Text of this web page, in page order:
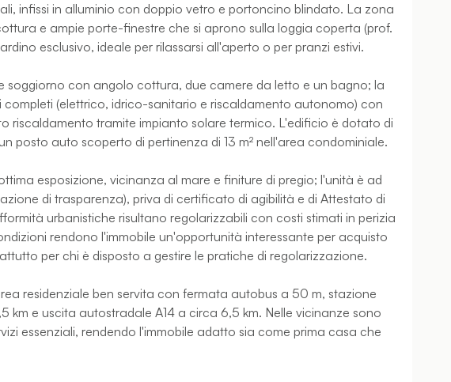
infissi in alluminio con doppio vetro e portoncino blindato. La zona
e ampie porte-finestre che si aprono sulla loggia coperta (prof.
esclusivo, ideale per rilassarsi all'aperto o per pranzi estivi.
soggiorno con angolo cottura, due camere da letto e un bagno; la
completi (elettrico, idrico-sanitario e riscaldamento autonomo) con
riscaldamento tramite impianto solare termico. L'edificio è dotato di
posto auto scoperto di pertinenza di 13 m² nell'area condominiale.
esposizione, vicinanza al mare e finiture di pregio; l'unità è ad
di trasparenza), priva di certificato di agibilità e di Attestato di
urbanistiche risultano regolarizzabili con costi stimati in perizia
rendono l'immobile un'opportunità interessante per acquisto
per chi è disposto a gestire le pratiche di regolarizzazione.
residenziale ben servita con fermata autobus a 50 m, stazione
km e uscita autostradale A14 a circa 6,5 km. Nelle vicinanze sono
essenziali, rendendo l'immobile adatto sia come prima casa che